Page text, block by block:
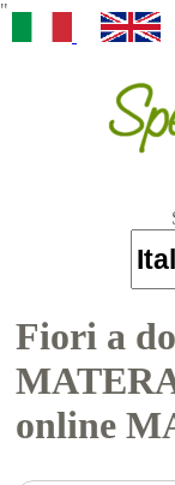
"
Fiori a
online